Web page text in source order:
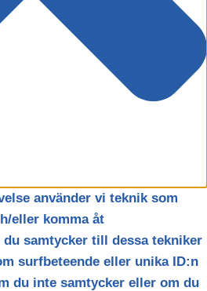
använder vi teknik som
eller komma åt
samtycker till dessa tekniker
surfbeteende eller unika ID:n
du inte samtycker eller om du